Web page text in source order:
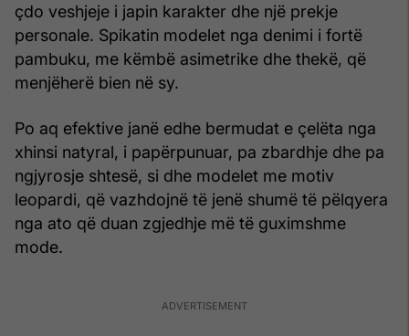
çdo veshjeje i japin karakter dhe një prekje
personale. Spikatin modelet nga denimi i fortë
pambuku, me këmbë asimetrike dhe thekë, që
menjëherë bien në sy.
Po aq efektive janë edhe bermudat e çelëta nga
xhinsi natyral, i papërpunuar, pa zbardhje dhe pa
ngjyrosje shtesë, si dhe modelet me motiv
leopardi, që vazhdojnë të jenë shumë të pëlqyera
nga ato që duan zgjedhje më të guximshme
mode.